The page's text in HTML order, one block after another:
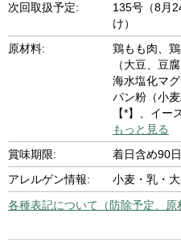
次回取扱予定:
135号（8月
け）
原材料:
鶏もも肉、
（大豆、豆
海水塩化マ
パン粉（小
【*】、イー
もっと見る
賞味期限:
着日含め90
アレルゲン情報:
小麦・乳・
各種表記について（防除予定、原